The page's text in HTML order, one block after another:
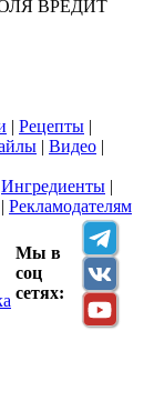
ВРЕДИТ
| Рецепты |
| Видео |
Ингредиенты |
| Рекламодателям
Мы в
соц
сетях: